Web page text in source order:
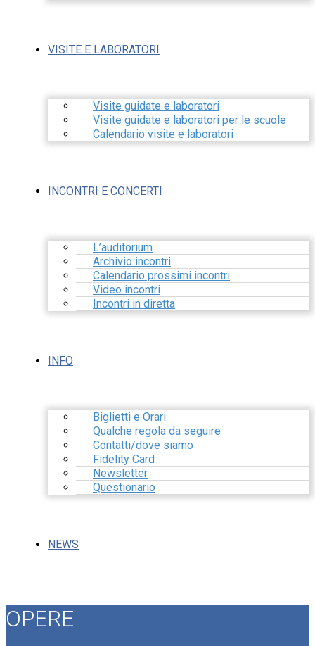
VISITE E LABORATORI
Visite guidate e laboratori
Visite guidate e laboratori per le scuole
Calendario visite e laboratori
INCONTRI E CONCERTI
L’auditorium
Archivio incontri
Calendario prossimi incontri
Video incontri
Incontri in diretta
INFO
Biglietti e Orari
Qualche regola da seguire
Contatti/dove siamo
Fidelity Card
Newsletter
Questionario
NEWS
OPERE